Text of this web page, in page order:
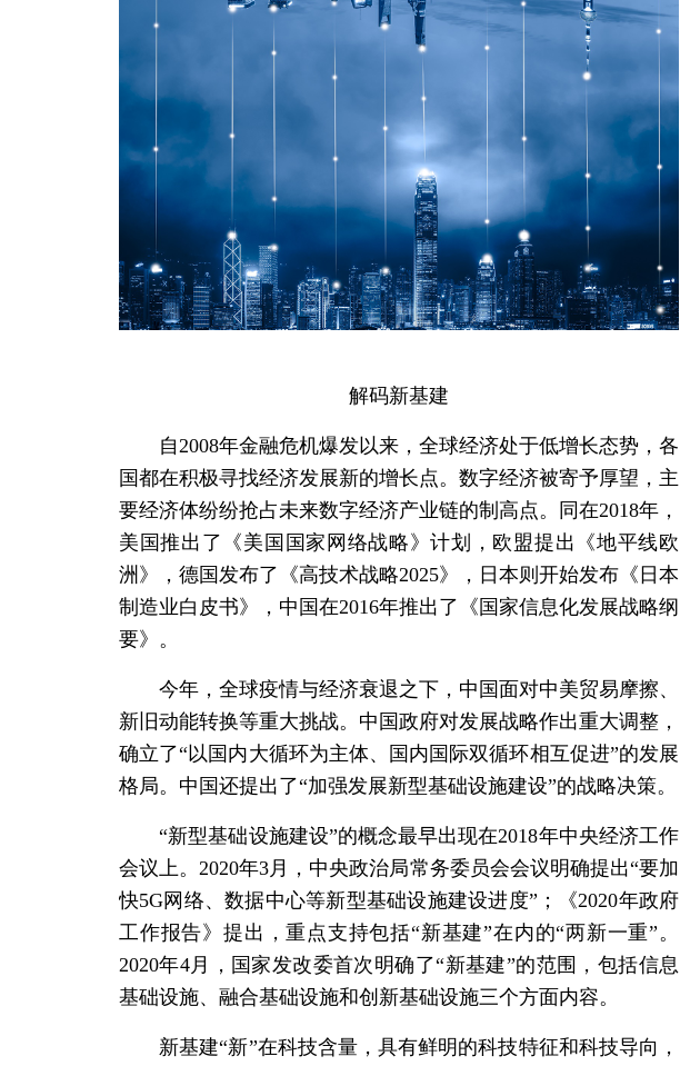
解码新基建
自2008年金融危机爆发以来，全球经济处于低增长态势，各
国都在积极寻找经济发展新的增长点。数字经济被寄予厚望，主
要经济体纷纷抢占未来数字经济产业链的制高点。同在2018年，
美国推出了《美国国家网络战略》计划，欧盟提出《地平线欧
洲》，德国发布了《高技术战略2025》，日本则开始发布《日本
制造业白皮书》，中国在2016年推出了《国家信息化发展战略纲
要》。
今年，全球疫情与经济衰退之下，中国面对中美贸易摩擦、
新旧动能转换等重大挑战。中国政府对发展战略作出重大调整，
确立了“以国内大循环为主体、国内国际双循环相互促进”的发展
格局。中国还提出了“加强发展新型基础设施建设”的战略决策。
“新型基础设施建设”的概念最早出现在2018年中央经济工作
会议上。2020年3月，中央政治局常务委员会会议明确提出“要加
快5G网络、数据中心等新型基础设施建设进度”；《2020年政府
工作报告》提出，重点支持包括“新基建”在内的“两新一重”。
2020年4月，国家发改委首次明确了“新基建”的范围，包括信息
基础设施、融合基础设施和创新基础设施三个方面内容。
新基建“新”在科技含量，具有鲜明的科技特征和科技导向，